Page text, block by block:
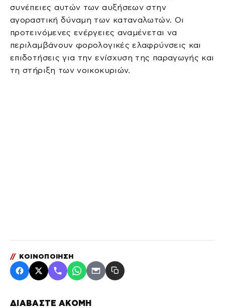
ΔΙΑΒΑΣΤΕ ΑΚΟΜΗ
συνέπειες αυτών των αυξήσεων στην
αγοραστική δύναμη των καταναλωτών. Οι
προτεινόμενες ενέργειες αναμένεται να
περιλαμβάνουν φορολογικές ελαφρύνσεις και
επιδοτήσεις για την ενίσχυση της παραγωγής και
τη στήριξη των νοικοκυριών.
// ΚΟΙΝΟΠΟΙΗΣΗ